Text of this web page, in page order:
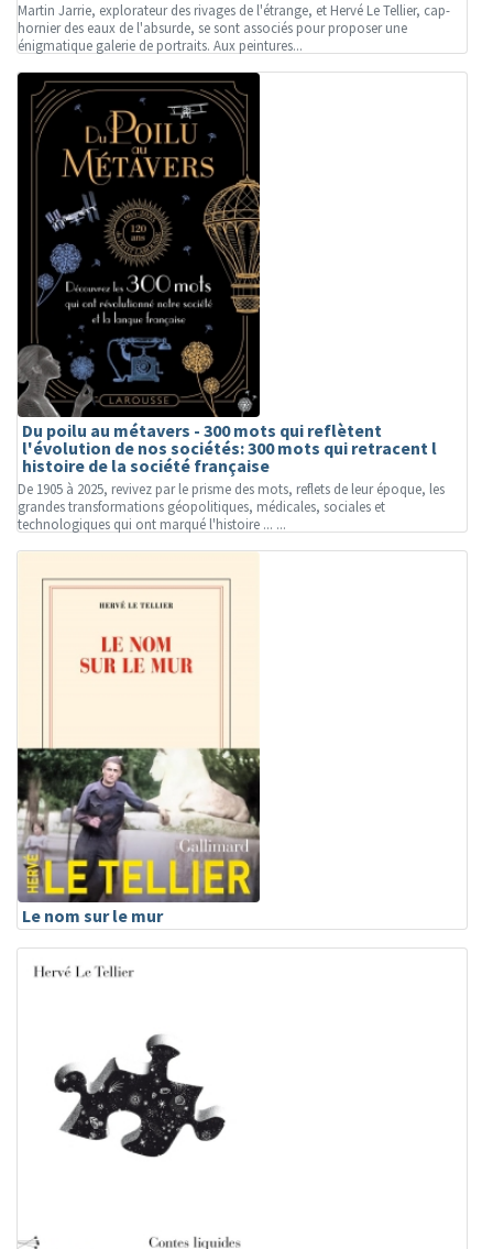
Martin Jarrie, explorateur des rivages de l'étrange, et Hervé Le Tellier, cap-
hornier des eaux de l'absurde, se sont associés pour proposer une
énigmatique galerie de portraits. Aux peintures...
Du poilu au métavers - 300 mots qui reflètent
l'évolution de nos sociétés: 300 mots qui retracent l
histoire de la société française
De 1905 à 2025, revivez par le prisme des mots, reflets de leur époque, les
grandes transformations géopolitiques, médicales, sociales et
technologiques qui ont marqué l'histoire ... ...
Le nom sur le mur